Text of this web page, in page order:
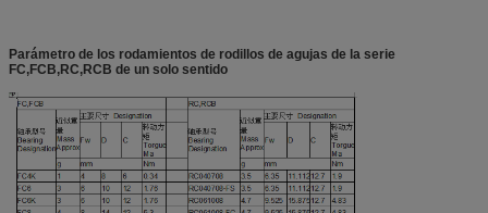
Parámetro de los rodamientos de rodillos de agujas de la serie
FC,FCB,RC,RCB de un solo sentido